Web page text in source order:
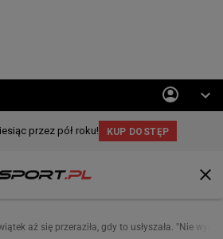
aż się przeraziła, gdy to usłyszała. "Nie